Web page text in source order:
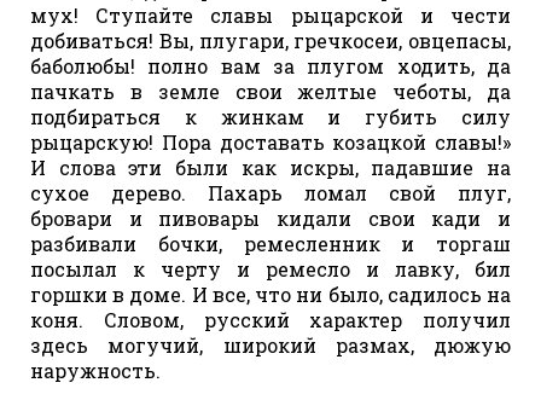
мух! Ступайте славы рыцарской и чести
добиваться! Вы, плугари, гречкосеи, овцепасы,
баболюбы! полно вам за плугом ходить, да
пачкать в земле свои желтые чеботы, да
подбираться к жинкам и губить силу
рыцарскую! Пора доставать козацкой славы!»
И слова эти были как искры, падавшие на
сухое дерево. Пахарь ломал свой плуг,
бровари и пивовары кидали свои кади и
разбивали бочки, ремесленник и торгаш
посылал к черту и ремесло и лавку, бил
горшки в доме. И все, что ни было, садилось на
коня. Словом, русский характер получил
здесь могучий, широкий размах, дюжую
наружность.